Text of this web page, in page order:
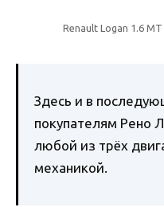
Renault Logan 1.6
Здесь и в
покупателям Рено
любой из трёх
механикой.